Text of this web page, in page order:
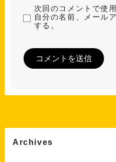
次回のコメントで使
自分の名前、メール
する。
Archives